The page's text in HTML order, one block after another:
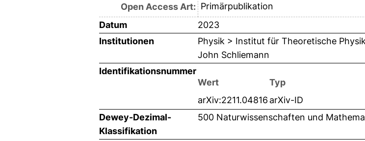
Open Access Art: Primärpublikation
Datum
2023
Institutionen
Physik > Institut für Theoretische
John Schliemann
Identifikationsnummer
Wert
Typ
arXiv:2211.04816 arXiv-ID
Dewey-Dezimal-
Klassifikation
500 Naturwissenschaften und